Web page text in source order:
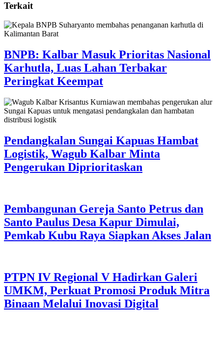
Terkait
BNPB: Kalbar Masuk Prioritas Nasional
Karhutla, Luas Lahan Terbakar
Peringkat Keempat
Pendangkalan Sungai Kapuas Hambat
Logistik, Wagub Kalbar Minta
Pengerukan Diprioritaskan
Pembangunan Gereja Santo Petrus dan
Santo Paulus Desa Kapur Dimulai,
Pemkab Kubu Raya Siapkan Akses Jalan
PTPN IV Regional V Hadirkan Galeri
UMKM, Perkuat Promosi Produk Mitra
Binaan Melalui Inovasi Digital